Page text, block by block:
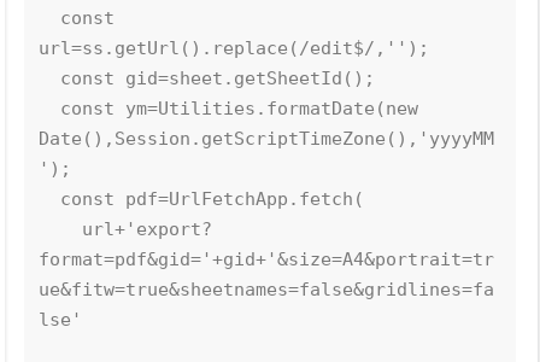
url=ss.getUrl().replace(/edit$/,'');
Date(),Session.getScriptTimeZone(),'yyyyMM
');
format=pdf&gid='+gid+'&size=A4&portrait=tr
ue&fitw=true&sheetnames=false&gridlines=fa
lse'